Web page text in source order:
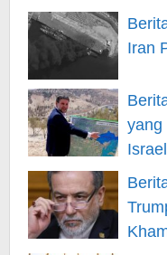
Iran
yang